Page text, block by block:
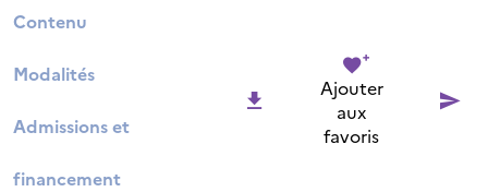
Contenu
Modalités
Admissions et
financement
Ajouter
aux
favoris